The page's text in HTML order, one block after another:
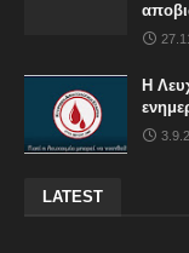
Η
LATEST